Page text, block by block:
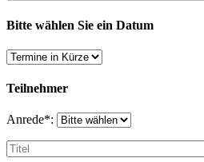
Bitte wählen Sie ein Datum
Teilnehmer
Anrede*: